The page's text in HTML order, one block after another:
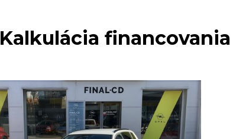
Kalkulácia financovania